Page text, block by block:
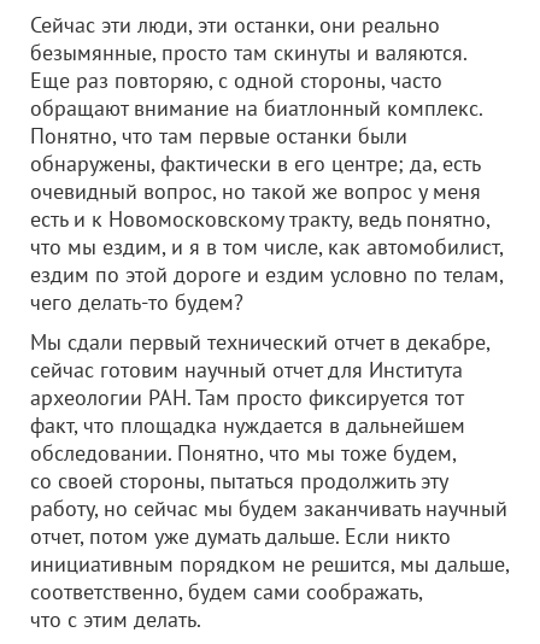
Сейчас эти люди, эти останки, они реально
безымянные, просто там скинуты и валяются.
Еще раз повторяю, с одной стороны, часто
обращают внимание на биатлонный комплекс.
Понятно, что там первые останки были
обнаружены, фактически в его центре; да, есть
очевидный вопрос, но такой же вопрос у меня
есть и к Новомосковскому тракту, ведь понятно,
что мы ездим, и я в том числе, как автомобилист,
ездим по этой дороге и ездим условно по телам,
чего делать-то будем?
Мы сдали первый технический отчет в декабре,
сейчас готовим научный отчет для Института
археологии РАН. Там просто фиксируется тот
факт, что площадка нуждается в дальнейшем
обследовании. Понятно, что мы тоже будем,
со своей стороны, пытаться продолжить эту
работу, но сейчас мы будем заканчивать научный
отчет, потом уже думать дальше. Если никто
инициативным порядком не решится, мы дальше,
соответственно, будем сами соображать,
что с этим делать.